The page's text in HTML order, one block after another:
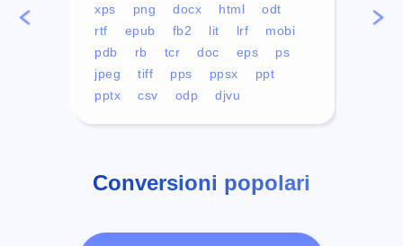
xps
png docx html
odt
rtf
epub fb2 lit lrf
mobi
pdb
rb tcr doc eps
ps
jpeg
tiff pps ppsx
ppt
pptx
csv odp djvu
mp4
Conversioni popolari